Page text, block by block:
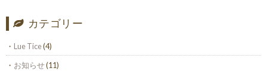
カテゴリー
Lue Tice(4)
お知らせ(11)